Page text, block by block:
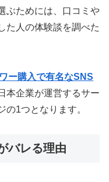
ぶためには、口コミや
た人の体験談を調べた
ー購入で有名なSNS
本企業が運営するサー
の1つとなります。
バレる理由